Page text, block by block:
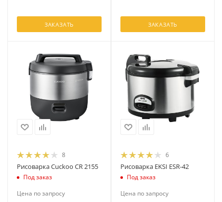
ЗАКАЗАТЬ ЗАКАЗАТЬ
8
Рисоварка Cuckoo CR 2155
Под заказ
Цена по запросу
6
Рисоварка EKSI ESR-42
Под заказ
Цена по запросу